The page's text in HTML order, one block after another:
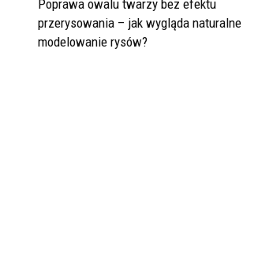
Poprawa owalu twarzy bez efektu
przerysowania – jak wygląda naturalne
modelowanie rysów?